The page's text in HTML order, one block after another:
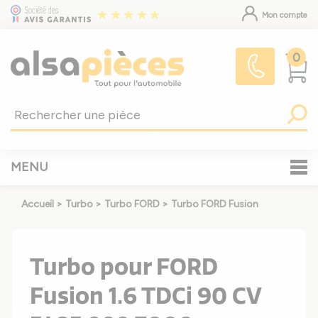
Mon compte
0
MENU
Accueil > Turbo > Turbo FORD > Turbo FORD Fusion
Turbo pour FORD
Fusion 1.6 TDCi 90 CV